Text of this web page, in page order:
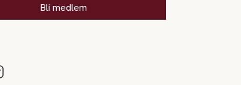
Bli medlem